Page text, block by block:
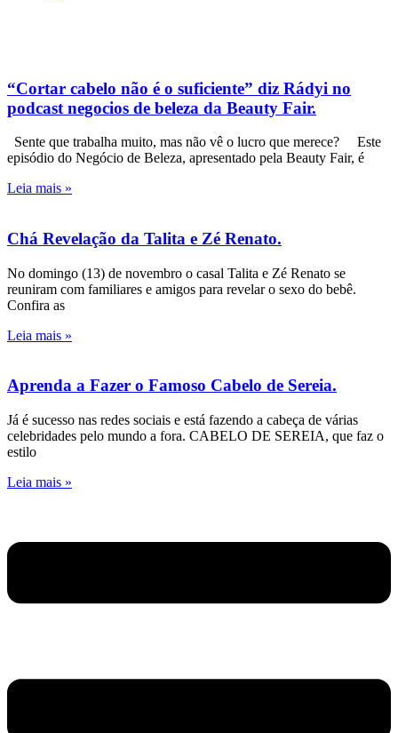
“Cortar cabelo não é o suficiente” diz Rádyi no
podcast negocios de beleza da Beauty Fair.
Sente que trabalha muito, mas não vê o lucro que merece? Este
episódio do Negócio de Beleza, apresentado pela Beauty Fair, é
Leia mais »
Chá Revelação da Talita e Zé Renato.
No domingo (13) de novembro o casal Talita e Zé Renato se
reuniram com familiares e amigos para revelar o sexo do bebê.
Confira as
Leia mais »
Aprenda a Fazer o Famoso Cabelo de Sereia.
Já é sucesso nas redes sociais e está fazendo a cabeça de várias
celebridades pelo mundo a fora. CABELO DE SEREIA, que faz o
estilo
Leia mais »